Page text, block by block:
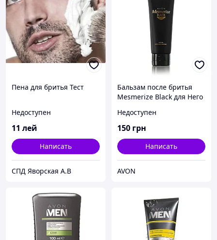
Пена для бритья Тест
Недоступен
11 лей
Написать
СПД Яворская А.В
Бальзам после бритья
Mesmerize Black для Него
Недоступен
150 грн
Написать
AVON